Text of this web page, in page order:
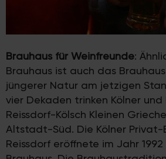
Brauhaus für Weinfreunde:
Brauhaus ist auch das
jüngerer Natur am jetzigen
vier Dekaden trinken Kölner und
Reissdorf-Kölsch Kleinen
Altstadt-Süd. Die Kölner Privat-
Reissdorf eröffnete im Jahr